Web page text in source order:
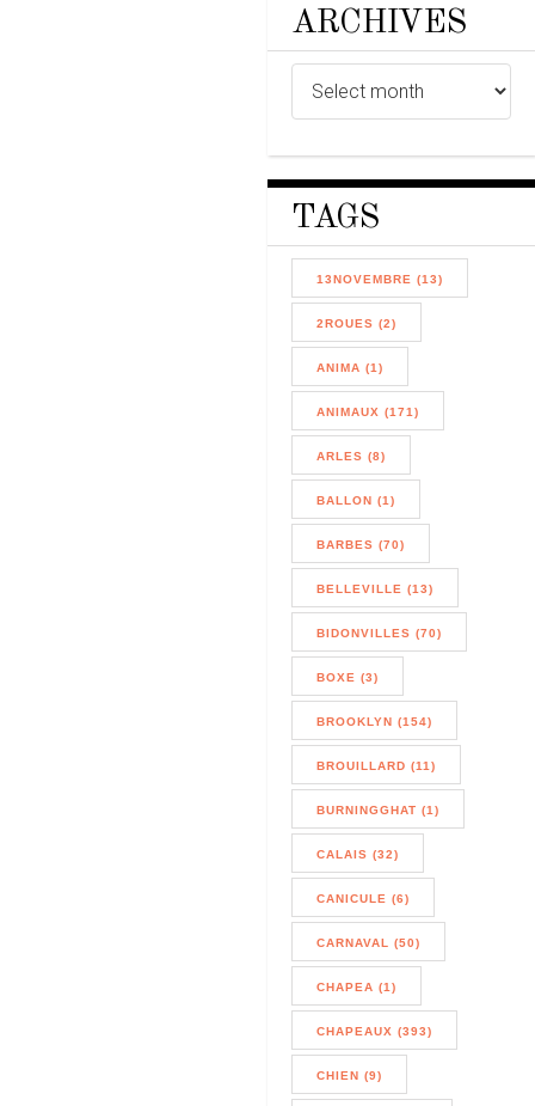
ARCHIVES
TAGS
13NOVEMBRE (13)
2ROUES (2)
ANIMA (1)
ANIMAUX (171)
ARLES (8)
BALLON (1)
BARBES (70)
BELLEVILLE (13)
BIDONVILLES (70)
BOXE (3)
BROOKLYN (154)
BROUILLARD (11)
BURNINGGHAT (1)
CALAIS (32)
CANICULE (6)
CARNAVAL (50)
CHAPEA (1)
CHAPEAUX (393)
CHIEN (9)